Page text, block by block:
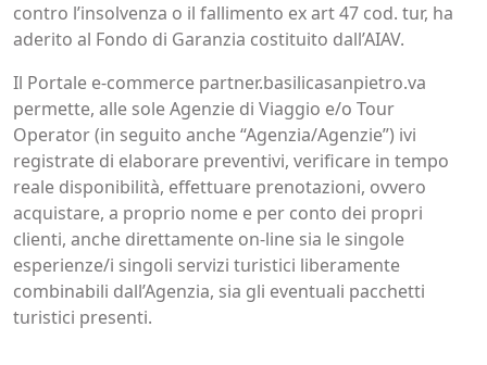
contro l’insolvenza o il fallimento ex art 47 cod. tur, ha
aderito al Fondo di Garanzia costituito dall’AIAV.
Il Portale e-commerce partner.basilicasanpietro.va
permette, alle sole Agenzie di Viaggio e/o Tour
Operator (in seguito anche “Agenzia/Agenzie”) ivi
registrate di elaborare preventivi, verificare in tempo
reale disponibilità, effettuare prenotazioni, ovvero
acquistare, a proprio nome e per conto dei propri
clienti, anche direttamente on-line sia le singole
esperienze/i singoli servizi turistici liberamente
combinabili dall’Agenzia, sia gli eventuali pacchetti
turistici presenti.